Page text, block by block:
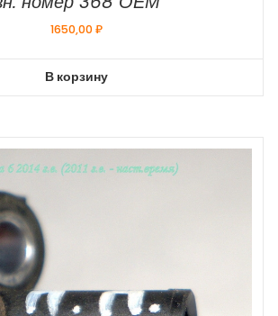
1650,00₽
В корзину